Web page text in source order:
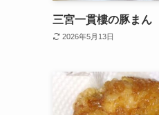
三宮一貫樓の豚まん
2026年5月13日